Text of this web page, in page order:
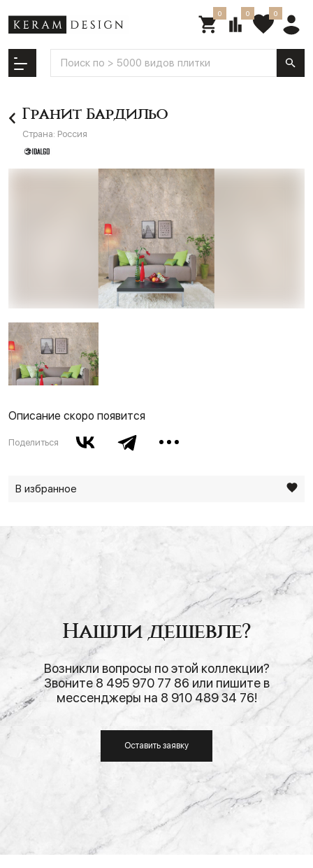
0 0 0
Гранит Бардильо
Страна: Россия
Описание скоро появится
Поделиться
В избранное
Нашли дешевле?
Возникли вопросы по этой коллекции?
Звоните 8 495 970 77 86 или пишите в
мессенджеры на 8 910 489 34 76!
Оставить заявку